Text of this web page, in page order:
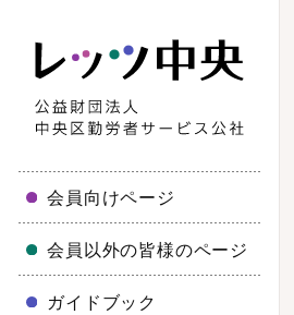
会員向けページ
会員以外の皆様のページ
ガイドブック